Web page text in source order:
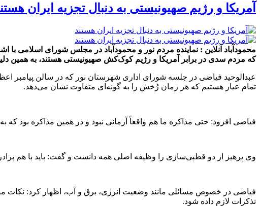
آمریکا و رژیم صهیونیستی به دنبال تجزیه ایران
محمودآباد آنلاین : نماینده مردم نور و محمودآباد در مجلس شورای اسلامی
که مردم سدی در برابر آمریکا و رژیم کوک‌کش صهیونیستی هستند، به همین
عبدالوحید فیاضی در جلسه شورای اداری شهرستان نور که در سالن پیامبر
تمام عیار هستیم که هر زمان رُخش را به گونه‌ای متفاوت نشان می‌دهد.
فیاضی افزود: حتی مذاکره ما هم واقعاً آرمانی نبود و در همین مذاکره بود
وی پرهیز از دو قطبی‌سازی را وظیفه اصلی همه دانست و گفت: باید با هم
فیاضی در خصوص مسائلی مانند وضعیت انرژی، برق و آب، اظهار کرد: نکات ما
تذکرات لازم داده شود.